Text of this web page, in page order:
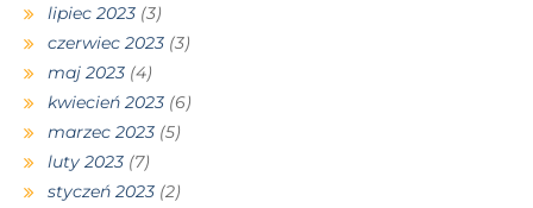
lipiec 2023 (3)
czerwiec 2023 (3)
maj 2023 (4)
kwiecień 2023 (6)
marzec 2023 (5)
luty 2023 (7)
styczeń 2023 (2)